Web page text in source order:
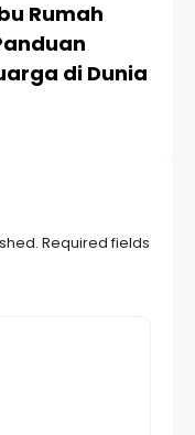
Rumah
di Dunia
Required fields